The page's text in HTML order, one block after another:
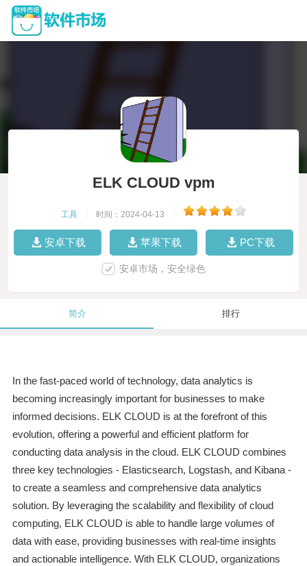
ELK CLOUD vpm
工具 时间：2024-04-13
安卓下载 苹果下载 PC下载
安卓市场，安全绿色
简介 排行
In the fast-paced world of technology, data analytics is
becoming increasingly important for businesses to make
informed decisions. ELK CLOUD is at the forefront of this
evolution, offering a powerful and efficient platform for
conducting data analysis in the cloud. ELK CLOUD combines
three key technologies - Elasticsearch, Logstash, and Kibana -
to create a seamless and comprehensive data analytics
solution. By leveraging the scalability and flexibility of cloud
computing, ELK CLOUD is able to handle large volumes of
data with ease, providing businesses with real-time insights
and actionable intelligence. With ELK CLOUD, organizations